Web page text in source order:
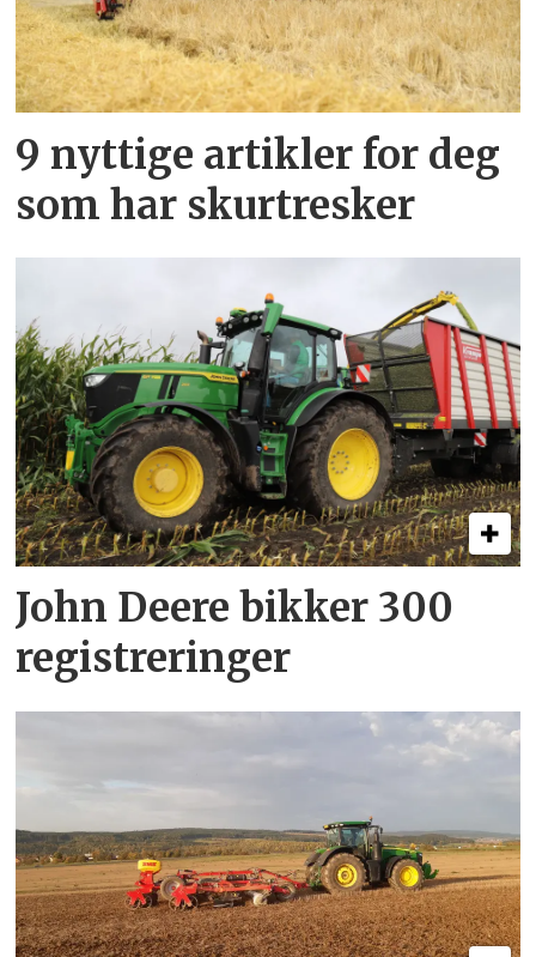
9 nyttige artikler for deg
som har skurtresker
John Deere bikker 300
registreringer